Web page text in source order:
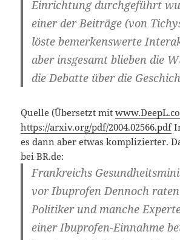
Einrichtung durchgeführt
einer der Beiträge (von
löste bemerkenswerte
aber insgesamt blieben die
die Debatte über die
Quelle (Übersetzt mit
https://arxiv.org/pdf/2004.02566.pdf
es dann aber etwas komplizierter.
bei BR.de:
Frankreichs
vor IbuprofenDennoch
Politiker und manche
einer Ibuprofen-Einnahme